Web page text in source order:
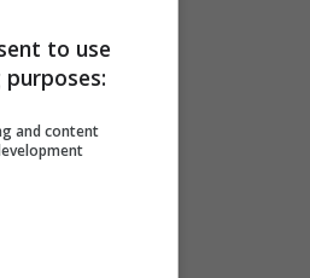
to use
and content